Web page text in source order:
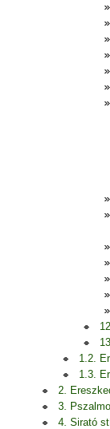
1.2.
1.3.
2.
3.
4. Sirató